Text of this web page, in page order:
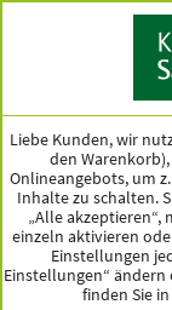
KATEGORIEN
Liebe Kunden, wir
den
Onlineangebots, um
Inhalte zu schalten.
„Alle akzeptieren“,
einzeln aktivieren
Einstellungen
Einstellungen“
finden Sie